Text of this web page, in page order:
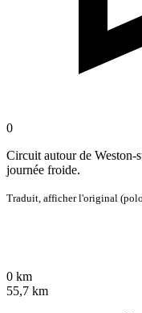
0
Circuit autour de Weston-
journée froide.
Traduit, afficher l'original
0 km
55,7 km